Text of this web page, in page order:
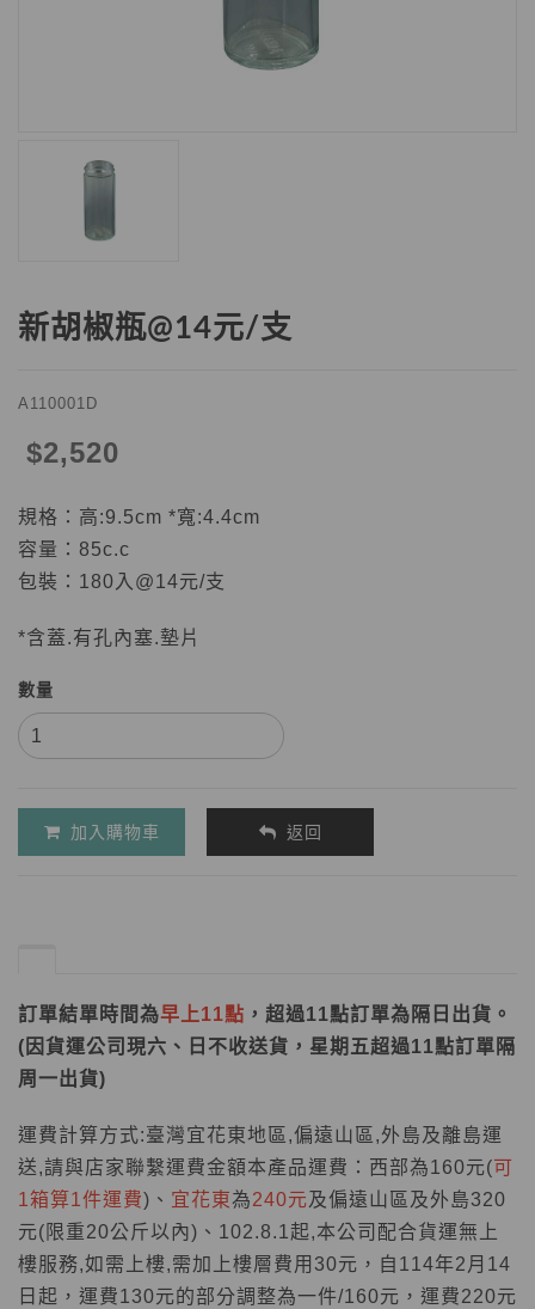
新胡椒瓶@14元/支
A110001D
$2,520
規格：高:9.5cm *寬:4.4cm
容量：85c.c
包裝：180入@14元/支
*含蓋.有孔內塞.墊片
數量
加入購物車 返回
訂單結單時間為早上11點 ，超過11點訂單為隔日出貨。
(因貨運公司現六、日不收送貨，星期五超過11點訂單隔
周一出貨)
運費計算方式:臺灣宜花東地區,偏遠山區,外島及離島運
送,請與店家聯繫運費金額本產品運費：西部為160元(可
1箱算1件運費)、 宜花東為240元及偏遠山區及外島320
元(限重20公斤以內)、102.8.1起,本公司配合貨運無上
樓服務,如需上樓,需加上樓層費用30元，自114年2月14
日起，運費130元的部分調整為一件/160元，運費220元